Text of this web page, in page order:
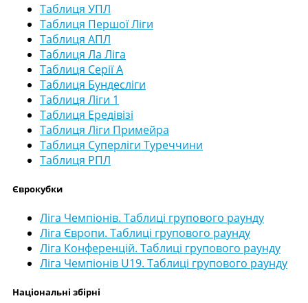
Таблиця УПЛ
Таблиця Першої Ліги
Таблиця АПЛ
Таблиця Ла Ліга
Таблиця Серії А
Таблиця Бундесліги
Таблиця Ліги 1
Таблиця Ередівізі
Таблиця Ліги Примейра
Таблиця Суперліги Туреччини
Таблиця РПЛ
Єврокубки
Ліга Чемпіонів. Таблиці групового раунду
Ліга Європи. Таблиці групового раунду
Ліга Конференцій. Таблиці групового раунду
Ліга Чемпіонів U19. Таблиці групового раунду
Національні збірні